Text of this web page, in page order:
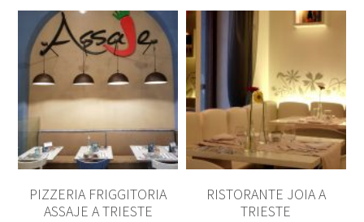
PIZZERIA FRIGGITORIA
ASSAJE A TRIESTE
RISTORANTE JOIA A
TRIESTE